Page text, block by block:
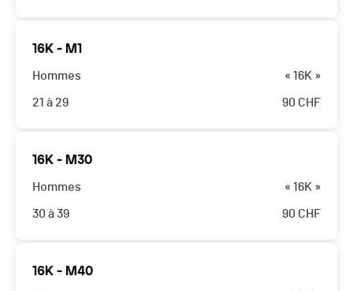
16K - M1
Hommes
21 à 29
« 16K »
90 CHF
16K - M30
Hommes
30 à 39
« 16K »
90 CHF
16K - M40